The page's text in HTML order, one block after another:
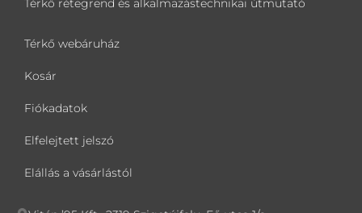
Térkő rétegrend és alkalmazástechnikai útmutató
Térkő webáruház
Kosár
Fiókadatok
Elfelejtett jelszó
Elállás a vásárlástól